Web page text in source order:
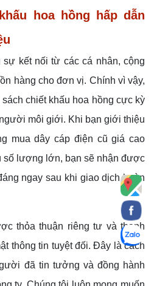
hoa hồng hấp dẫn
sự kết nối từ các cá nhân, cộng
hàng cho đơn vị. Chính vì vậy,
chiết khấu hoa hồng cực kỳ
môi giới. Khi bạn giới thiệu
mua dây cáp điện cũ giá cao
số lượng lớn, bạn sẽ nhận được
ngay sau khi giao dịch hoàn
thỏa thuận riêng tư và thanh
thông tin tuyệt đối. Đây là cách
đã tin tưởng và đồng hành